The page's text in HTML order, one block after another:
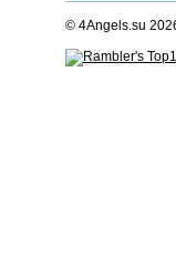
© 4Angels.su